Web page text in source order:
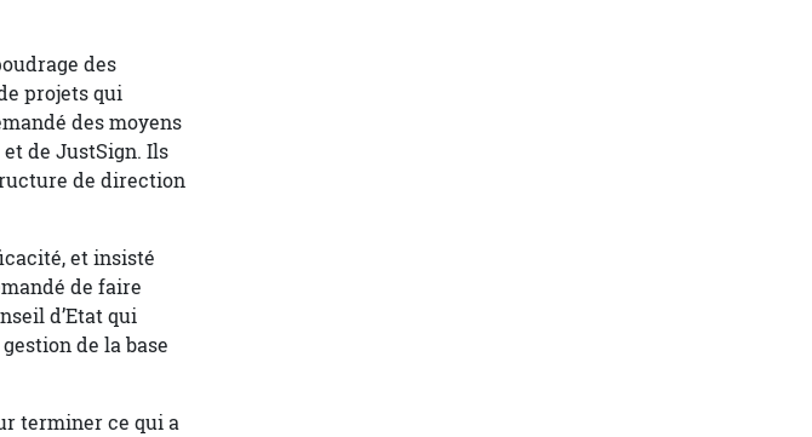
des
projets qui
des moyens
de JustSign. Ils
de direction
et insisté
de faire
d’Etat qui
de la base
terminer ce qui a